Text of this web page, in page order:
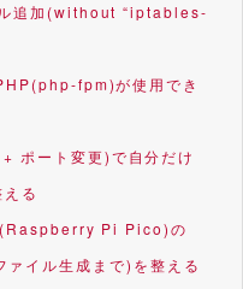
追加(without “iptables-
fpm)が使用でき
ポート変更)で自分だけ
る
Pi Pico)の
イル生成まで)を整える